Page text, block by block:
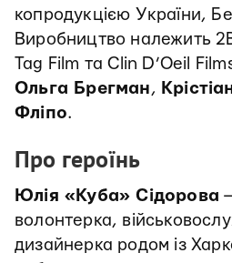
копродукцією України,
Виробництво належить
Tag Film та Clin D’Oeil
Ольга Брегман,
Фліпо.
Про героїнь
Юлія «Куба» Сідорова
волонтерка,
дизайнерка родом із